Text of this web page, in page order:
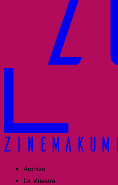
Archivo
La Muestra